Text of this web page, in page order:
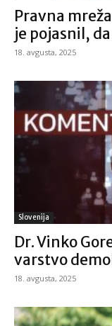
Pravna
je pojasnil,
18. avgusta, 2025
Slovenija
Dr. Vinko
varstvo
18. avgusta, 2025